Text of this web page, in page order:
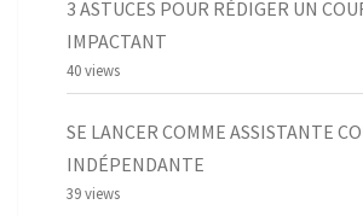
3 ASTUCES POUR RÉDIGER UN
IMPACTANT
40 views
SE LANCER COMME ASSISTANTE
INDÉPENDANTE
39 views